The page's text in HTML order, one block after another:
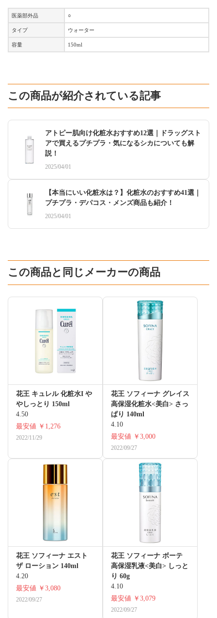
医薬部外品 ○
タイプ ウォーター
容量 150ml
この商品が紹介されている記事
アトピー肌向け化粧水おすすめ12選｜ドラッグスト
アで買えるプチプラ・気になるシカについても解
説！
2025/04/01
【本当にいい化粧水は？】化粧水のおすすめ41選｜
プチプラ・デパコス・メンズ商品も紹介！
2025/04/01
この商品と同じメーカーの商品
花王 キュレル 化粧水I や
やしっとり 150ml
4.50
最安値 ￥1,276
2022/11/29
花王 ソフィーナ グレイス
高保湿化粧水<美白> さっ
ぱり 140ml
4.10
最安値 ￥3,000
2022/09/27
花王 ソフィーナ エスト
ザ ローション 140ml
4.20
最安値 ￥3,080
2022/09/27
花王 ソフィーナ ボーテ
高保湿乳液<美白> しっと
り 60g
4.10
最安値 ￥3,079
2022/09/27